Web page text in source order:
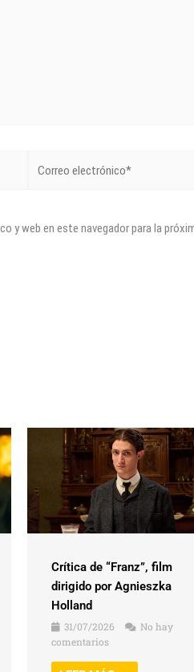
electrónico*
y web en este navegador para la
Crítica de “Franz”, film
dirigido por Agnieszka
Holland
31/07/2026
No hay
comentarios